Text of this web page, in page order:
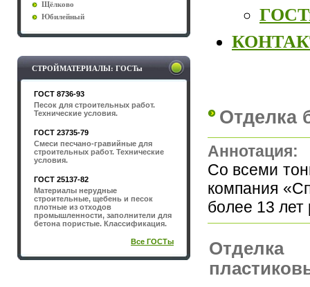
Щёлково
Юбилейный
СТРОЙМАТЕРИАЛЫ: ГОСТы
ГОСТ 8736-93
Песок для строительных работ.
Технические условия.
ГОСТ 23735-79
Смеси песчано-гравийные для
строительных работ. Технические
условия.
ГОСТ 25137-82
Материалы нерудные
строительные, щебень и песок
плотные из отходов
промышленности, заполнители для
бетона пористые. Классификация.
Все ГОСТы
Отделка
Аннотация:
Со всеми
компания
более 13